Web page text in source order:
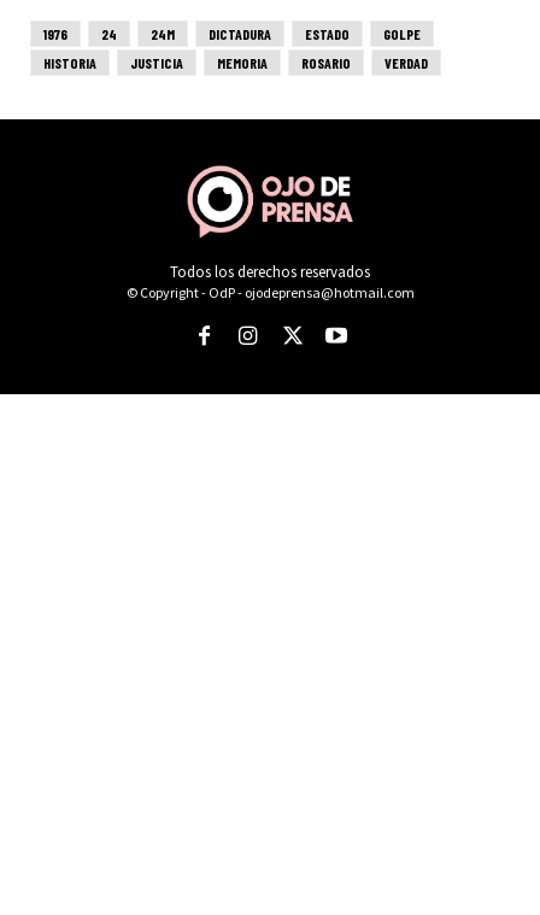
Todos los derechos reservados
© Copyright - OdP - ojodeprensa@hotmail.com